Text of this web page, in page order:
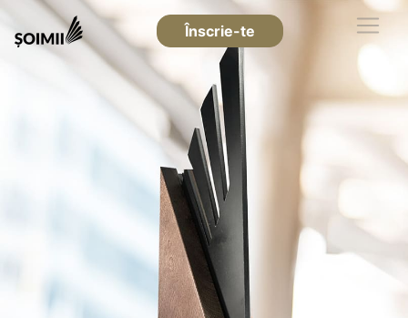
Înscrie-te